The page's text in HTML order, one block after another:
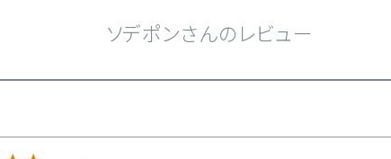
ソデポンさんのレビュー